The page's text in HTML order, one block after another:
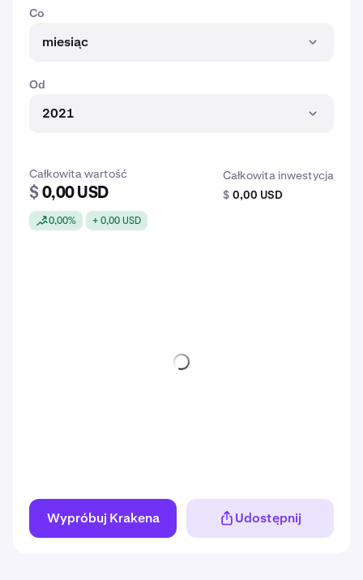
Co
miesiąc
Od
2021
Całkowita wartość
$ 0,00 USD
0,00% + 0,00 USD
Całkowita inwestycja
$ 0,00 USD
Wypróbuj Krakena Udostępnij